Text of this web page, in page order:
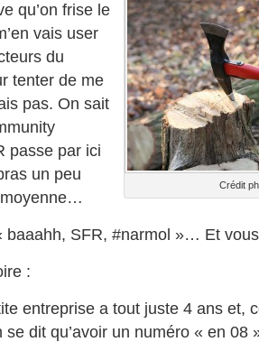
Crédit
qu’on frise le
vais user
du
tenter de me
pas. On sait
passe par ici
un peu
baaahh, SFR, #narmol »… Et
:
entreprise a tout juste 4 ans et,
se dit qu’avoir un numéro « en 08